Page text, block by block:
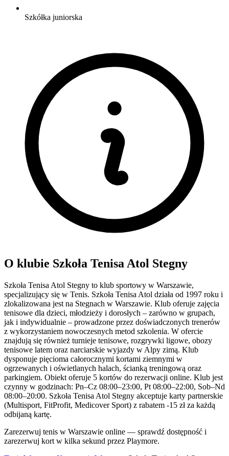
Szkółka juniorska
O klubie Szkoła Tenisa Atol Stegny
Szkoła Tenisa Atol Stegny to klub sportowy w Warszawie,
specjalizujący się w Tenis. Szkoła Tenisa Atol działa od 1997 roku i
zlokalizowana jest na Stegnach w Warszawie. Klub oferuje zajęcia
tenisowe dla dzieci, młodzieży i dorosłych – zarówno w grupach,
jak i indywidualnie – prowadzone przez doświadczonych trenerów
z wykorzystaniem nowoczesnych metod szkolenia. W ofercie
znajdują się również turnieje tenisowe, rozgrywki ligowe, obozy
tenisowe latem oraz narciarskie wyjazdy w Alpy zimą. Klub
dysponuje pięcioma całorocznymi kortami ziemnymi w
ogrzewanych i oświetlanych halach, ścianką treningową oraz
parkingiem. Obiekt oferuje 5 kortów do rezerwacji online. Klub jest
czynny w godzinach: Pn–Cz 08:00–23:00, Pt 08:00–22:00, Sob–Nd
08:00–20:00. Szkoła Tenisa Atol Stegny akceptuje karty partnerskie
(Multisport, FitProfit, Medicover Sport) z rabatem -15 zł za każdą
odbijaną kartę.
Zarezerwuj tenis w Warszawie online — sprawdź dostępność i
zarezerwuj kort w kilka sekund przez Playmore.